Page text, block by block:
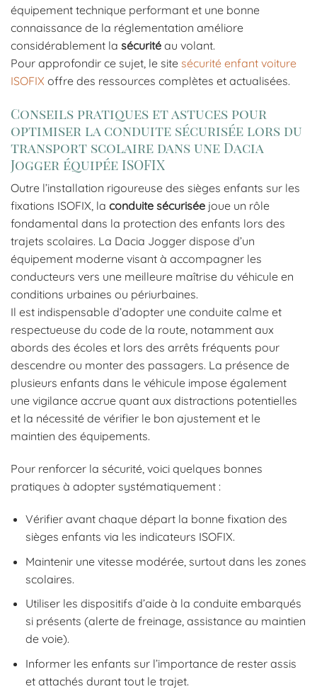
équipement technique performant et une bonne
connaissance de la réglementation améliore
considérablement la sécurité au volant.
Pour approfondir ce sujet, le site sécurité enfant voiture
ISOFIX offre des ressources complètes et actualisées.
Conseils pratiques et astuces pour
optimiser la conduite sécurisée lors du
transport scolaire dans une Dacia
Jogger équipée ISOFIX
Outre l’installation rigoureuse des sièges enfants sur les
fixations ISOFIX, la conduite sécurisée joue un rôle
fondamental dans la protection des enfants lors des
trajets scolaires. La Dacia Jogger dispose d’un
équipement moderne visant à accompagner les
conducteurs vers une meilleure maîtrise du véhicule en
conditions urbaines ou périurbaines.
Il est indispensable d’adopter une conduite calme et
respectueuse du code de la route, notamment aux
abords des écoles et lors des arrêts fréquents pour
descendre ou monter des passagers. La présence de
plusieurs enfants dans le véhicule impose également
une vigilance accrue quant aux distractions potentielles
et la nécessité de vérifier le bon ajustement et le
maintien des équipements.
Pour renforcer la sécurité, voici quelques bonnes
pratiques à adopter systématiquement :
Vérifier avant chaque départ la bonne fixation des
sièges enfants via les indicateurs ISOFIX.
Maintenir une vitesse modérée, surtout dans les zones
scolaires.
Utiliser les dispositifs d’aide à la conduite embarqués
si présents (alerte de freinage, assistance au maintien
de voie).
Informer les enfants sur l’importance de rester assis
et attachés durant tout le trajet.